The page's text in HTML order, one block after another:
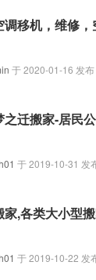
调移机，维修
于 2020-01-16 发布
之迁搬家-居民
于 2019-10-31 发
家,各类大小型
于 2019-10-22 发